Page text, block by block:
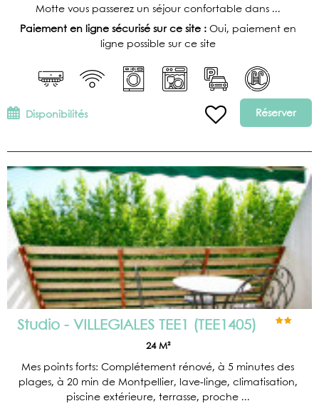
Motte vous passerez un séjour confortable dans ...
Paiement en ligne sécurisé sur ce site : Oui, paiement en
ligne possible sur ce site
Disponibilités Réserver
Studio - VILLEGIALES TEE1 ( TEE1405)
24 M²
Mes points forts: Complétement rénové, à 5 minutes des
plages, à 20 min de Montpellier, lave-linge, climatisation,
piscine extérieure, terrasse, proche ...